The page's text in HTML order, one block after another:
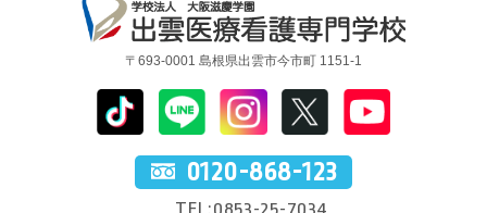
〒693-0001 島根県出雲市今市町 1151-1
0120-868-123
TEL:0853-25-7034